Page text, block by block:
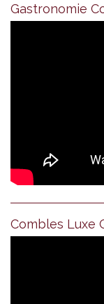
Gastronomie
Combles Luxe